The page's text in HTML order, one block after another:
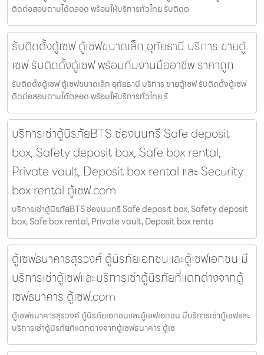
ติดต่อสอบถามได้ตลอด พร้อมให้บริการทั่วไทย รับติดต
รับติดตั้งตู้เซฟ ตู้เซฟขนาดเล็ก อุทัยธานี บริการ ขายตู้
เซฟ รับติดตั้งตู้เซฟ พร้อมทีมงานมืออาชีพ ราคาถูก
รับติดตั้งตู้เซฟ ตู้เซฟขนาดเล็ก อุทัยธานี บริการ ขายตู้เซฟ รับติดตั้งตู้เซฟ
ติดต่อสอบถามได้ตลอด พร้อมให้บริการทั่วไทย รั
บริการเช่าตู้นิรภัยBTS ช่องนนทรี Safe deposit
box, Safety deposit box, Safe box rental,
Private vault, Deposit box rental และ Security
box rental ตู้เซฟ.com
บริการเช่าตู้นิรภัยBTS ช่องนนทรี Safe deposit box, Safety deposit
box, Safe box rental, Private vault, Deposit box renta
ตู้เซฟธนาคารสุรวงศ์ ตู้นิรภัยเอกชนและตู้เซฟเอกชน มี
บริการเช่าตู้เซฟและบริการเช่าตู้นิรภัยที่แตกต่างจากตู้
เซฟธนาคาร ตู้เซฟ.com
ตู้เซฟธนาคารสุรวงศ์ ตู้นิรภัยเอกชนและตู้เซฟเอกชน มีบริการเช่าตู้เซฟและ
บริการเช่าตู้นิรภัยที่แตกต่างจากตู้เซฟธนาคาร ตู้เซ